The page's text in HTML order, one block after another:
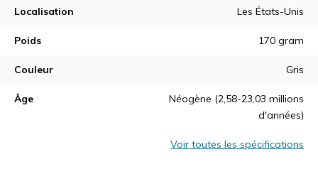
Localisation Les États-Unis
Poids 170 gram
Couleur Gris
Âge
Néogène (2,58-23,03 millions
d'années)
Voir toutes les spécifications